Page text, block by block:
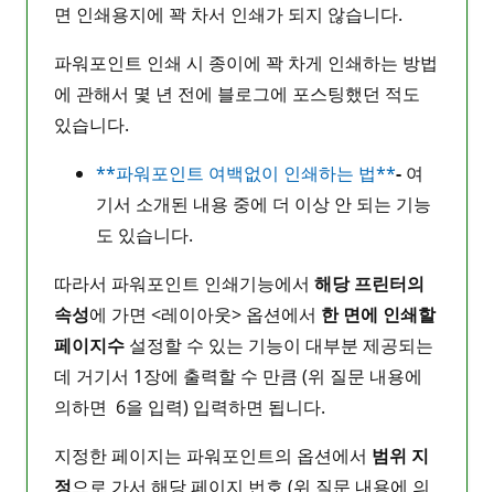
면 인쇄용지에 꽉 차서 인쇄가 되지 않습니다.
파워포인트 인쇄 시 종이에 꽉 차게 인쇄하는 방법
에 관해서 몇 년 전에 블로그에 포스팅했던 적도
있습니다.
**파워포인트 여백없이 인쇄하는 법**- 여
기서 소개된 내용 중에 더 이상 안 되는 기능
도 있습니다.
따라서 파워포인트 인쇄기능에서 해당 프린터의
속성에 가면 <레이아웃> 옵션에서 한 면에 인쇄할
페이지수 설정할 수 있는 기능이 대부분 제공되는
데 거기서 1장에 출력할 수 만큼 (위 질문 내용에
의하면 6을 입력) 입력하면 됩니다.
지정한 페이지는 파워포인트의 옵션에서 범위 지
정으로 가서 해당 페이지 번호 (위 질문 내용에 의